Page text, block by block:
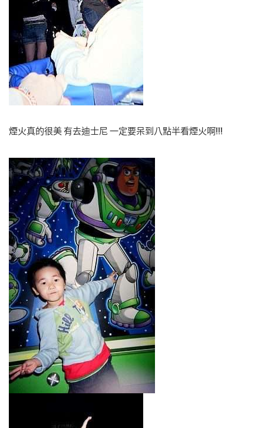
煙火真的很美 有去迪士尼 一定要呆到八點半看煙火啊!!!